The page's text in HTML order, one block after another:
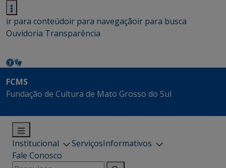
ir para conteúdoir para navegaçãoir para busca
Ouvidoria Transparência
FCMS
Fundação de Cultura de Mato Grosso do Sul
Institucional ServiçosInformativos
Fale Conosco